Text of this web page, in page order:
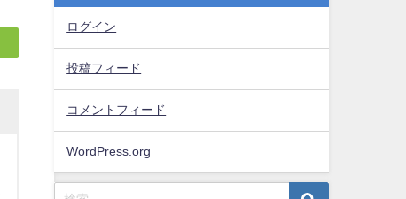
ログイン
投稿フィード
コメントフィード
WordPress.org